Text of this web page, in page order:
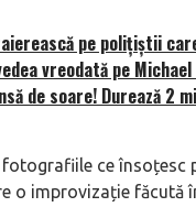
pe polițiștii
vreodată pe
de soare! Durează 2
ce
o improvizație făcută
datăPentru cine știe ceva
altfel!